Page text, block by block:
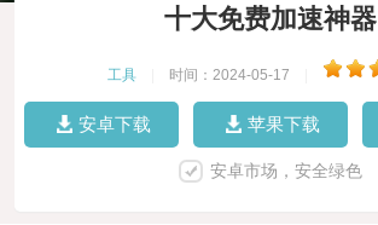
十大免费加速神器
工具 时间：2024-05-17
安卓下载 苹果下载
安卓市场，安全绿色